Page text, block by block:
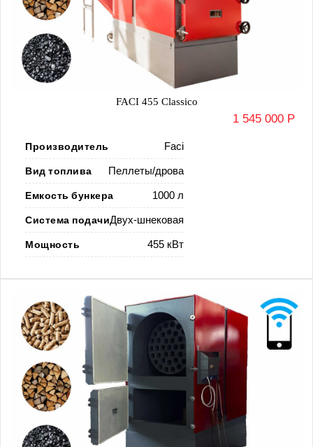
FACI 455 Classico
1 545 000 Р
Производитель Faci
Вид топлива Пеллеты/дрова
Емкость бункера 1000 л
Система подачиДвух-шнековая
Мощность 455 кВт